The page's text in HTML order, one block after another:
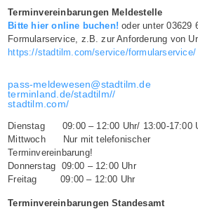
Terminvereinbarungen Meldestelle
Bitte hier online buchen! oder unter 03629
Formularservice, z.B. zur Anforderung von
https://stadtilm.com/service/formularservice/
pass-meldewesen@stadtilm.de
terminland.de/stadtilm//
stadtilm.com/
Dienstag 09:00 – 12:00 Uhr/ 13:00-17:00
Mittwoch Nur mit telefonischer
Terminvereinbarung!
Donnerstag 09:00 – 12:00 Uhr
Freitag 09:00 – 12:00 Uhr
Terminvereinbarungen Standesamt